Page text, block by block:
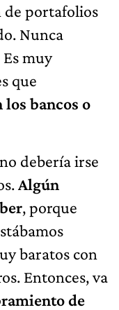
de portafolios
Nunca
muy
que
los bancos o
debería irse
Algún
, porque
baratos con
Entonces, va
de